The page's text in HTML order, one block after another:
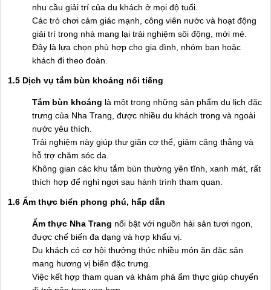
nhu cầu giải trí của du khách ở mọi độ tuổi.
Các trò chơi cảm giác mạnh, công viên nước và hoạt động
giải trí trong nhà mang lại trải nghiệm sôi động, mới mẻ.
Đây là lựa chọn phù hợp cho gia đình, nhóm bạn hoặc
khách đi theo đoàn.
1.5 Dịch vụ tắm bùn khoáng nổi tiếng
Tắm bùn khoáng là một trong những sản phẩm du lịch đặc
trưng của Nha Trang, được nhiều du khách trong và ngoài
nước yêu thích.
Trải nghiệm này giúp thư giãn cơ thể, giảm căng thẳng và
hỗ trợ chăm sóc da.
Không gian các khu tắm bùn thường yên tĩnh, xanh mát, rất
thích hợp để nghỉ ngơi sau hành trình tham quan.
1.6 Ẩm thực biển phong phú, hấp dẫn
Ẩm thực Nha Trang nổi bật với nguồn hải sản tươi ngon,
được chế biến đa dạng và hợp khẩu vị.
Du khách có cơ hội thưởng thức nhiều món ăn đặc sản
mang hương vị biển đặc trưng.
Việc kết hợp tham quan và khám phá ẩm thực giúp chuyến